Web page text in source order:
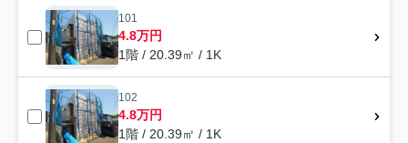
101
4.8万円
1階 / 20.39㎡ / 1K
102
4.8万円
1階 / 20.39㎡ / 1K